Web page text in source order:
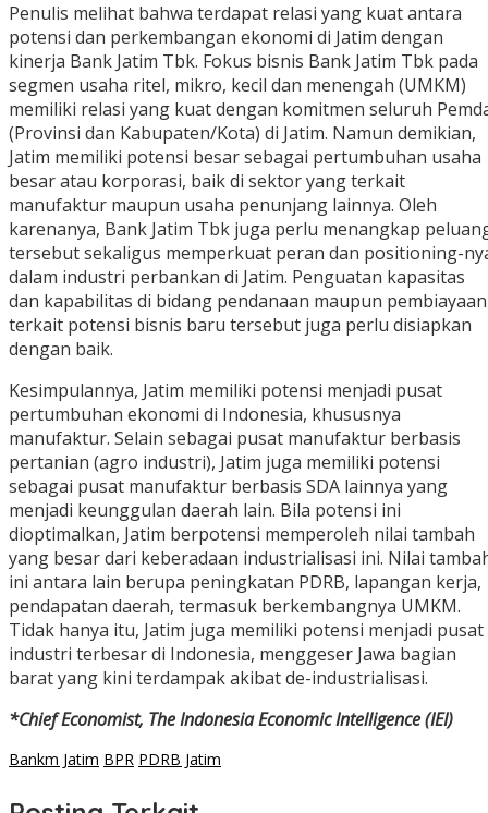
Penulis melihat bahwa terdapat relasi yang kuat antara
potensi dan perkembangan ekonomi di Jatim dengan
kinerja Bank Jatim Tbk. Fokus bisnis Bank Jatim Tbk pada
segmen usaha ritel, mikro, kecil dan menengah (UMKM)
memiliki relasi yang kuat dengan komitmen seluruh
(Provinsi dan Kabupaten/Kota) di Jatim. Namun demikian,
Jatim memiliki potensi besar sebagai pertumbuhan usaha
besar atau korporasi, baik di sektor yang terkait
manufaktur maupun usaha penunjang lainnya. Oleh
karenanya, Bank Jatim Tbk juga perlu menangkap
tersebut sekaligus memperkuat peran dan positioning-
dalam industri perbankan di Jatim. Penguatan kapasitas
dan kapabilitas di bidang pendanaan maupun pembiayaan
terkait potensi bisnis baru tersebut juga perlu disiapkan
dengan baik.
Kesimpulannya, Jatim memiliki potensi menjadi pusat
pertumbuhan ekonomi di Indonesia, khususnya
manufaktur. Selain sebagai pusat manufaktur berbasis
pertanian (agro industri), Jatim juga memiliki potensi
sebagai pusat manufaktur berbasis SDA lainnya yang
menjadi keunggulan daerah lain. Bila potensi ini
dioptimalkan, Jatim berpotensi memperoleh nilai tambah
yang besar dari keberadaan industrialisasi ini. Nilai
ini antara lain berupa peningkatan PDRB, lapangan kerja,
pendapatan daerah, termasuk berkembangnya UMKM.
Tidak hanya itu, Jatim juga memiliki potensi menjadi pusat
industri terbesar di Indonesia, menggeser Jawa bagian
barat yang kini terdampak akibat de-industrialisasi.
*Chief Economist, The Indonesia Economic Intelligence (IEI)
Bankm Jatim BPR PDRB Jatim